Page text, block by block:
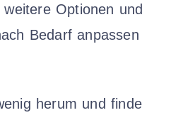
Optionen und
Bedarf anpassen
herum und finde